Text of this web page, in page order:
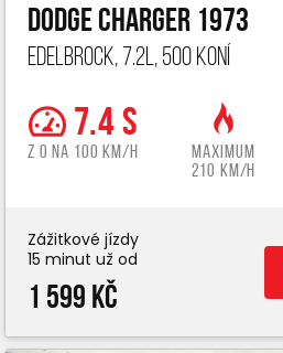
Dodge Charger 1973
Edelbrock, 7.2L, 500 koní
7.4 s
z 0 na 100 km/h
Maximum
210 km/h
Zážitkové jízdy
15 minut už od
1 599 Kč